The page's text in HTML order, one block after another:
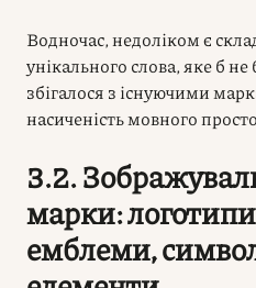
Водночас, недоліком є
унікального слова, яке б
збігалося з існуючими
насиченість мовного
3.2.
марки:
емблеми,